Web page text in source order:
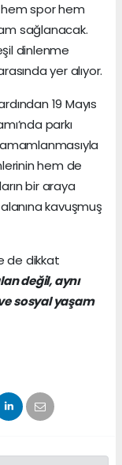
hem spor hem
sağlanacak.
dinlenme
yer alıyor.
19 Mayıs
parkı
hem de
bir araya
kavuşmuş
de dikkat
değil, aynı
sosyal yaşam